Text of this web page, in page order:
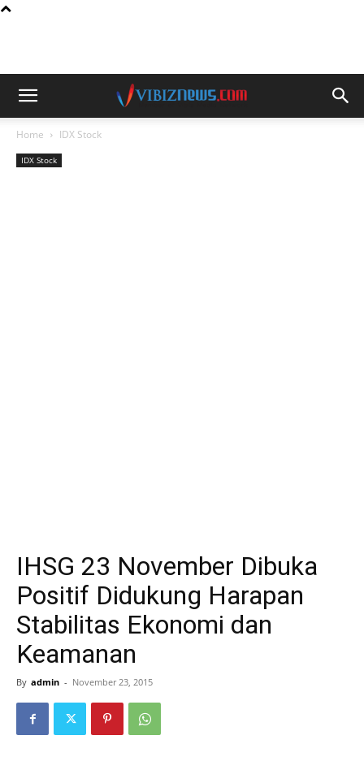
Home IDX Stock
IDX Stock
IHSG 23 November Dibuka
Positif Didukung Harapan
Stabilitas Ekonomi dan
Keamanan
By admin - November 23, 2015